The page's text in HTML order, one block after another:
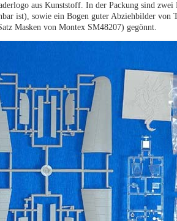
aus Kunststoff. In der Packung sind
ist), sowie ein Bogen guter Abziehbilder von
Masken von Montex SM48207) gegönnt.